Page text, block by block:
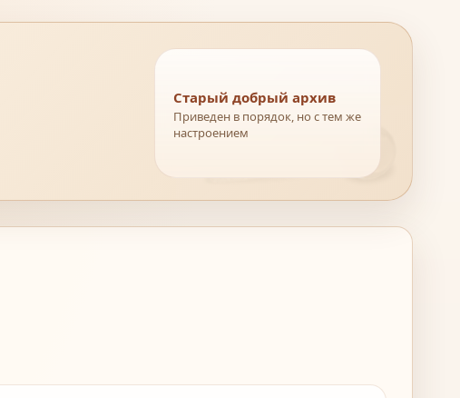
Старый добрый архив
Приведен в порядок, но с тем же
настроением